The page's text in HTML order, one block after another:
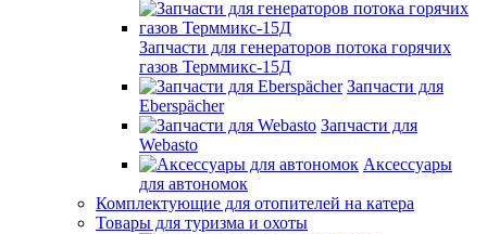
Запчасти для генераторов потока горячих
газов Терммикс-15Д
Запчасти для
Eberspächer
Запчасти для
Webasto
Аксессуары
для автономок
Комплектующие для отопителей на катера
Товары для туризма и охоты